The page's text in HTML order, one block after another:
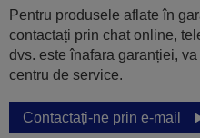
Pentru produsele aflate în
contactați prin chat online,
dvs. este înafara garanției,
centru de service.
Contactați-ne prin e-mail